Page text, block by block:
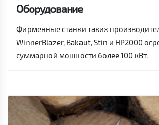
Оборудование
Фирменные станки таких
WinnerBlazer, Bakaut, Stin и HP2000
суммарной мощности более 100 кВт.